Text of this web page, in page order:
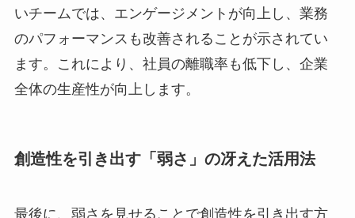
いチームでは、エンゲージメントが向上し、業務
のパフォーマンスも改善されることが示されてい
ます。これにより、社員の離職率も低下し、企業
全体の生産性が向上します。
創造性を引き出す「弱さ」の冴えた活用法
最後に、弱さを見せることで創造性を引き出す方